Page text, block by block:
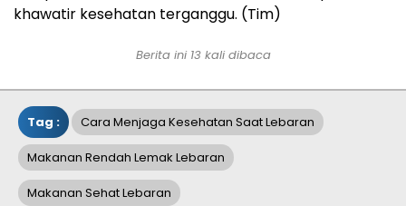
khawatir kesehatan terganggu. (Tim)
Berita ini 13 kali dibaca
Tag : Cara Menjaga Kesehatan Saat Lebaran
Makanan Rendah Lemak Lebaran
Makanan Sehat Lebaran